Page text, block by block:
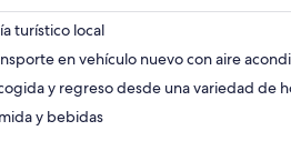
nueva
turístico local
en vehículo nuevo con aire
y regreso desde una variedad de
y bebidas